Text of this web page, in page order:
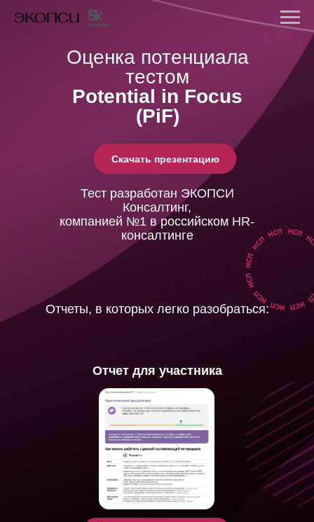
Оценка потенциала
тестом
Potential in Focus
(PiF)
Тест разработан ЭКОПСИ
Консалтинг,
компанией №1 в российском HR-
консалтинге
Отчеты, в которых легко разобраться:
Отчет для участника
Скачать презентацию